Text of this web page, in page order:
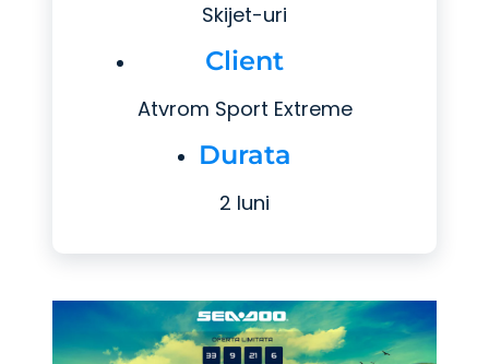
Skijet-uri
Client
Atvrom Sport Extreme
Durata
2 luni